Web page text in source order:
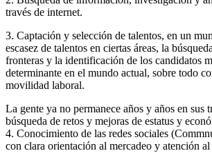
través de internet.
3. Captación y selección de talentos, en un
escasez de talentos en ciertas áreas, la
fronteras y la identificación de los candidatos
determinante en el mundo actual, sobre todo
movilidad laboral.
La gente ya no permanece años y años en sus
búsqueda de retos y mejoras de estatus y
4. Conocimiento de las redes sociales
con clara orientación al mercadeo y atención